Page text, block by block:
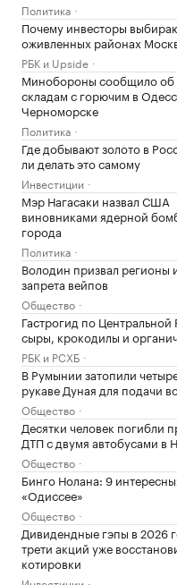
Политика
Почему инвесторы
оживленных районах
РБК и Upside
Минобороны сообщило об
складам с горючим в
Черноморске
Политика
Где добывают золото в
ли делать это самому
Инвестиции
Мэр Нагасаки назвал США
виновниками ядерной
города
Политика
Володин призвал регионы
запрета вейпов
Общество
Гастрогид по Центральной
сыры, крокодилы и
РБК и РСХБ
В Румынии затопили
рукаве Дуная для подачи
Общество
Десятки человек погибли
ДТП с двумя автобусами в
Общество
Бинго Нолана: 9
«Одиссее»
Общество
Дивидендные гэпы в 2026
трети акций уже
котировки